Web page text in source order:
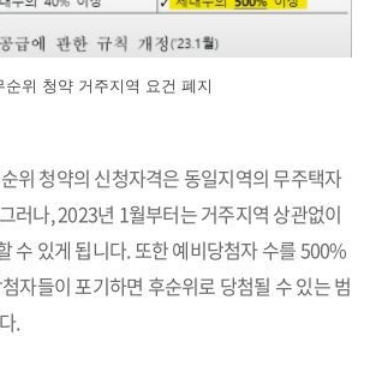
순위 청약 거주지역 요건 폐지
위 청약의 신청자격은 동일지역의 무주택자
러나, 2023년 1월부터는 거주지역 상관없이
수 있게 됩니다. 또한 예비당첨자 수를 500%
자들이 포기하면 후순위로 당첨될 수 있는 범
.